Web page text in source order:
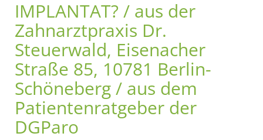
IMPLANTAT? / aus der
Zahnarztpraxis Dr.
Steuerwald, Eisenacher
Straße 85, 10781 Berlin-
Schöneberg / aus dem
Patientenratgeber der
DGParo